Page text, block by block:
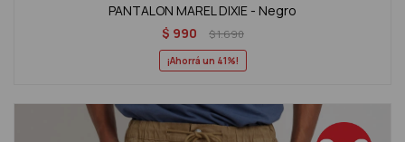
PANTALON MAREL DIXIE - Negro
$ 990 $1.690
41